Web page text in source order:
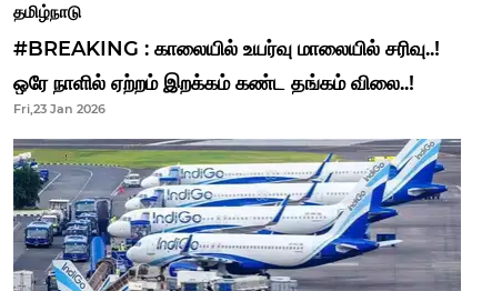
தமிழ்நாடு
#BREAKING : காலையில் உயர்வு மாலையில் சரிவு..!
ஒரே நாளில் ஏற்றம் இறக்கம் கண்ட தங்கம் விலை..!
Fri,23 Jan 2026